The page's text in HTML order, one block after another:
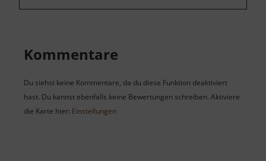
Kommentare
Du siehst keine Kommentare, da du diese Funktion deaktiviert
hast. Du kannst ebenfalls keine Bewertungen schreiben. Aktiviere
die Karte hier: Einstellungen